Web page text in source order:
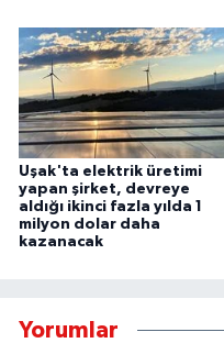
Uşak'ta elektrik üretimi
yapan şirket, devreye
aldığı ikinci fazla yılda 1
milyon dolar daha
kazanacak
Yorumlar